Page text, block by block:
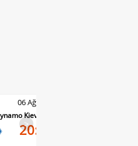
06 Ağustos
FC Twente-Dunajska Streda
21:00
>